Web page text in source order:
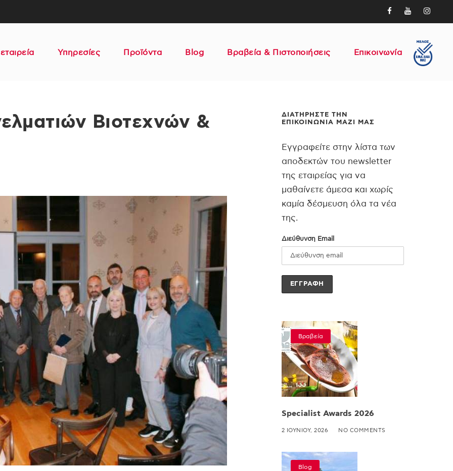
Υπηρεσίες Προϊόντα Blog Βραβεία & Πιστοποιήσεις Επικοινωνία
Βιοτεχνών &
ΔΙΑΤΗΡΉΣΤΕ ΤΗΝ
ΕΠΙΚΟΙΝΩΝΊΑ ΜΑΖΊ ΜΑΣ
Εγγραφείτε στην λίστα των
αποδεκτών του newsletter
της εταιρείας για να
μαθαίνετε άμεσα και χωρίς
καμία δέσμευση όλα τα νέα
της.
Διεύθυνση Email
Βραβεία
Specialist Awards 2026
2 ΙΟΥΝΊΟΥ, 2026 NO COMMENTS
Blog